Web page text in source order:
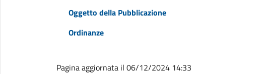
Oggetto della Pubblicazione
Ordinanze
Pagina aggiornata il 06/12/2024 14:33